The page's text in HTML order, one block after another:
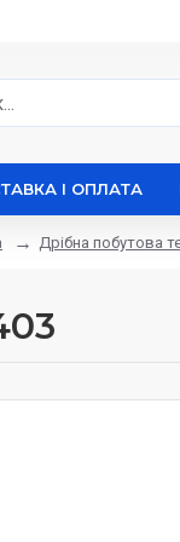
І ОПЛАТА
Дрібна побутова